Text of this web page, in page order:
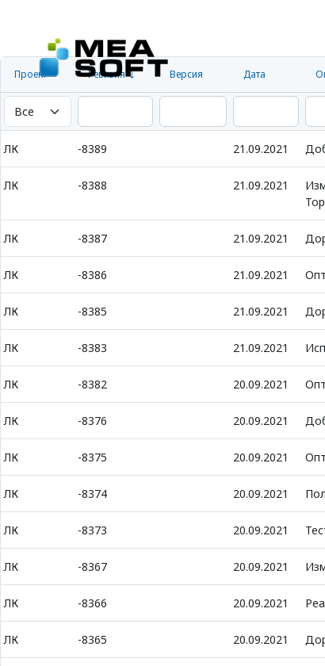
Проект Ревизия Версия Дата
ЛК -8389 21.09.2021
ЛК -8388 21.09.2021
ЛК -8387 21.09.2021
ЛК -8386 21.09.2021
ЛК -8385 21.09.2021
ЛК -8383 21.09.2021
ЛК -8382 20.09.2021
ЛК -8376 20.09.2021
ЛК -8375 20.09.2021
ЛК -8374 20.09.2021
ЛК -8373 20.09.2021
ЛК -8367 20.09.2021
ЛК -8366 20.09.2021
ЛК -8365 20.09.2021